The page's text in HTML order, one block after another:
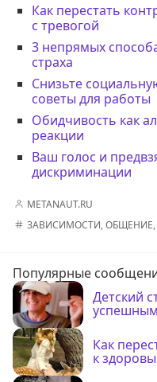
Как перестать
с тревогой
3 непрямых
страха
Снизьте
советы для работы
Обидчивость как
реакции
Ваш голос и
дискриминации
METANAUT.RU
ЗАВИСИМОСТИ,ОБЩЕНИЕ,
Популярные
Детский
успешным
Как
к